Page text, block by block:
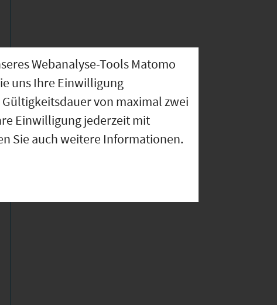
Webanalyse-Tools Matomo
uns Ihre Einwilligung
von maximal zwei
Einwilligung jederzeit mit
Sie auch weitere Informationen.